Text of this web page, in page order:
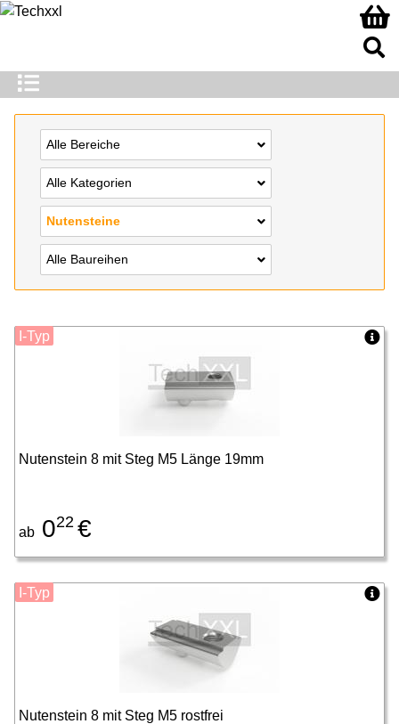
Alle Bereiche
Alle Kategorien
Nutensteine
Alle Baureihen
Nutenstein 8 mit Steg M5 Länge 19mm
ab 022 €
I-Typ
Nutenstein 8 mit Steg M5 rostfrei
I-Typ